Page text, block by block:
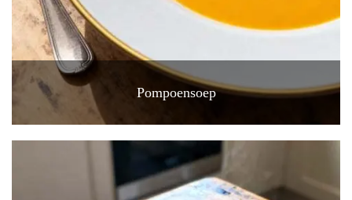
Pompoensoep